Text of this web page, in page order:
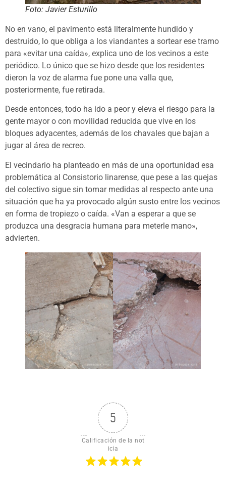
Foto: Javier Esturillo
No en vano, el pavimento está literalmente hundido y
destruido, lo que obliga a los viandantes a sortear ese tramo
para «evitar una caída», explica uno de los vecinos a este
periódico. Lo único que se hizo desde que los residentes
dieron la voz de alarma fue pone una valla que,
posteriormente, fue retirada.
Desde entonces, todo ha ido a peor y eleva el riesgo para la
gente mayor o con movilidad reducida que vive en los
bloques adyacentes, además de los chavales que bajan a
jugar al área de recreo.
El vecindario ha planteado en más de una oportunidad esa
problemática al Consistorio linarense, que pese a las quejas
del colectivo sigue sin tomar medidas al respecto ante una
situación que ha ya provocado algún susto entre los vecinos
en forma de tropiezo o caída. «Van a esperar a que se
produzca una desgracia humana para meterle mano»,
advierten.
5
Calificación de la not
icia